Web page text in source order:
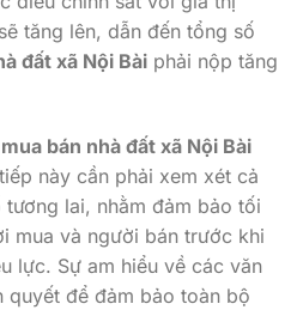
tăng lên, dẫn đến tổng số
đất xã Nội Bàiphải nộp tăng
bán nhà đất xã Nội Bài
này cần phải xem xét cả
lai, nhằm đảm bảo tối
mua và người bán trước khi
lực. Sự am hiểu về các văn
quyết để đảm bảo toàn bộ